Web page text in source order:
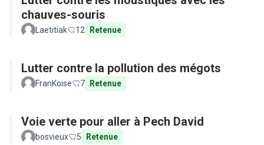
chauves-souris
Laetitiak 12 Retenue
Lutter contre la pollution des mégots
FranKoise 7 Retenue
Voie verte pour aller à Pech David
bosvieux 5 Retenue